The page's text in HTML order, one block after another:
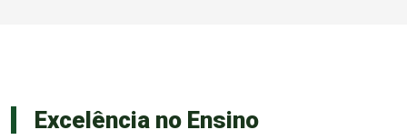
Excelência no Ensino